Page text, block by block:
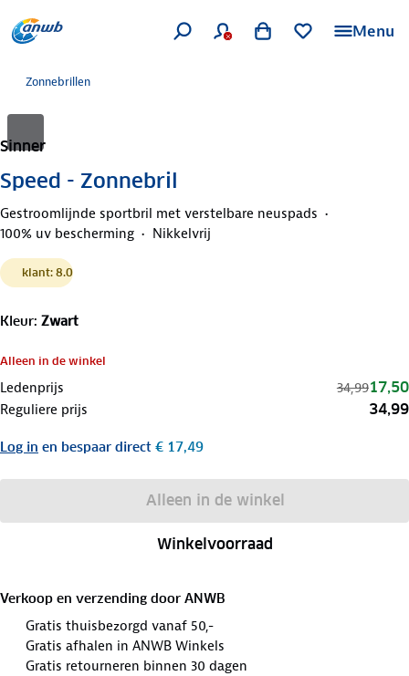
Menu
Zonnebrillen
Sinner
Speed - Zonnebril
Gestroomlijnde sportbril met verstelbare neuspads
100% uv bescherming
Nikkelvrij
klant: 8.0
Kleur: Zwart
Alleen in de winkel
Ledenprijs 34,9917,50
Reguliere prijs 34,99
Log in en bespaar direct € 17,49
Alleen in de winkel
Winkelvoorraad
Verkoop en verzending door ANWB
Gratis thuisbezorgd vanaf 50,-
Gratis afhalen in ANWB Winkels
Gratis retourneren binnen 30 dagen